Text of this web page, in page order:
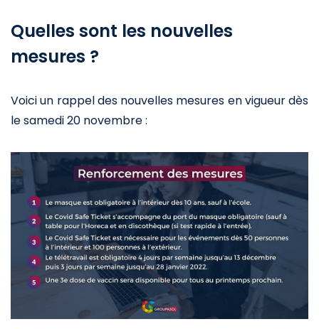
Quelles sont les nouvelles
mesures ?
Voici un rappel des nouvelles mesures en vigueur dès
le samedi 20 novembre :